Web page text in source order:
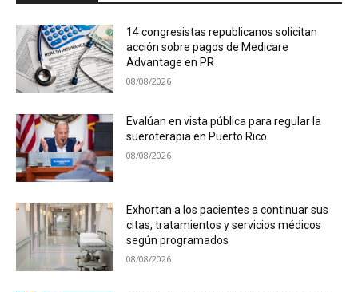
14 congresistas republicanos solicitan
acción sobre pagos de Medicare
Advantage en PR
08/08/2026
Evalúan en vista pública para regular la
sueroterapia en Puerto Rico
08/08/2026
Exhortan a los pacientes a continuar sus
citas, tratamientos y servicios médicos
según programados
08/08/2026